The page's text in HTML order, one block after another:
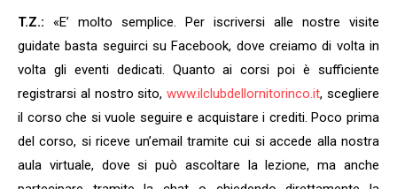
T.Z.: «E’ molto semplice. Per iscriversi alle nostre visite
guidate basta seguirci su Facebook, dove creiamo di volta in
volta gli eventi dedicati. Quanto ai corsi poi è sufficiente
registrarsi al nostro sito,www.ilclubdellornitorinco.it, scegliere
il corso che si vuole seguire e acquistare i crediti. Poco prima
del corso, si riceve un’email tramite cui si accede alla nostra
aula virtuale, dove si può ascoltare la lezione, ma anche